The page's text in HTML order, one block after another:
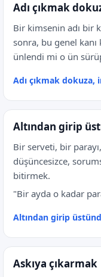
Adı çıkmak
Bir kimsenin adı bir
sonra, bu genel
ünlendi mi o ün
Adı çıkmak dokuza,
Altından girip
Bir serveti, bir
düşüncesizce,
bitirmek.
"Bir ayda o kadar
Altından girip
Askıya çıkarmak